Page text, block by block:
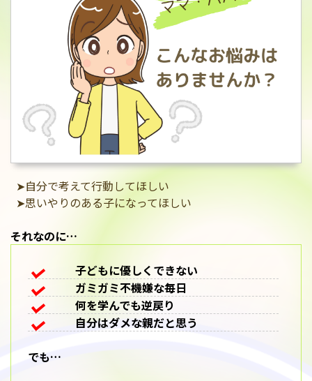
➤自分で考えて行動してほしい
➤思いやりのある子になってほしい
それなのに…
子どもに優しくできない
ガミガミ不機嫌な毎日
何を学んでも逆戻り
自分はダメな親だと思う
でも…